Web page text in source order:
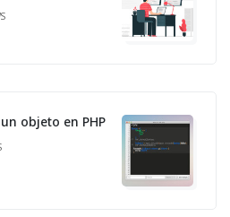
objeto en PHP